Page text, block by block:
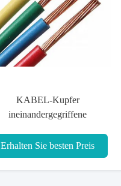
KABEL-Kupfer
ineinandergegriffene
Mineral Isolier
Erhalten Sie besten Preis